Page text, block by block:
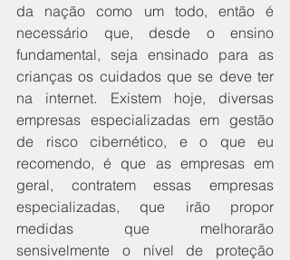
da nação como um todo, então é
necessário que, desde o ensino
fundamental, seja ensinado para as
crianças os cuidados que se deve ter
na internet. Existem hoje, diversas
empresas especializadas em gestão
de risco cibernético, e o que eu
recomendo, é que as empresas em
geral, contratem essas empresas
especializadas, que irão propor
medidas que melhorarão
sensivelmente o nível de proteção